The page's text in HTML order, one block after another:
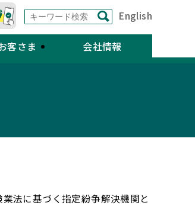
English
客さま 会社情報
法に基づく指定紛争解決機関と